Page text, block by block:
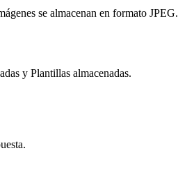
se almacenan en formato JPEG.
y Plantillas almacenadas.